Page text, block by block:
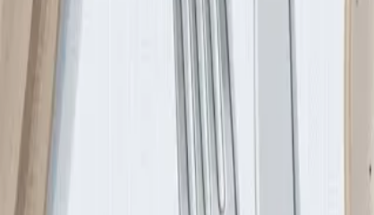
Вода — бесплатный инструмент снижения аппетита.
Также мозг часто путает жажду с голодом. Если
Суточная норма: 1,5–2 л воды (включая напитки и воду